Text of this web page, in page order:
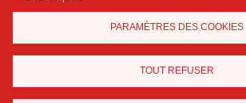
PARAMÈTRES DES COOKIES
TOUT REFUSER
FAQ
CONTACT